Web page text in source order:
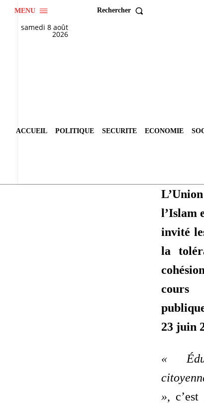
MENU Rechercher
samedi 8 août
2026
ACCUEIL POLITIQUE SECURITE ECONOMIE
l’Islam
invité
la
cours
23 juin
«
»,